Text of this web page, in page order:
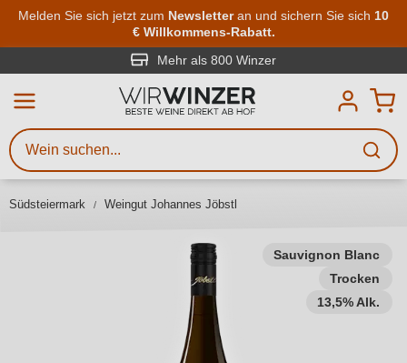
Zum Hauptinhalt springen
Melden Sie sich jetzt zum Newsletteran und sichern Sie sich 10
€ Willkommens-Rabatt.
Mehr als 800 Winzer
Südsteiermark Weingut Johannes Jöbstl
Sauvignon Blanc
Trocken
13,5% Alk.
Weinsuche
Mindestens 3 Zeichen eingeben
Beschreiben Sie, welchen Wein
Sie suchen – ob nach Geschmack,
Region, Winzer oder anderen